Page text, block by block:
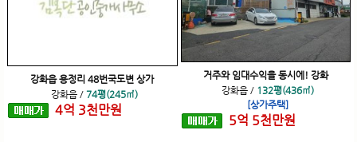
강화읍 용정리 48번국도변 상가
강화읍 / 74평(245㎡)
4억 3천만원
거주와 임대수익을 동시에! 강화
강화읍 / 132평(436㎡)
[상가주택]
5억 5천만원